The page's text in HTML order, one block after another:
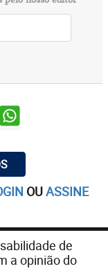
OUASSINE
de
a opinião do